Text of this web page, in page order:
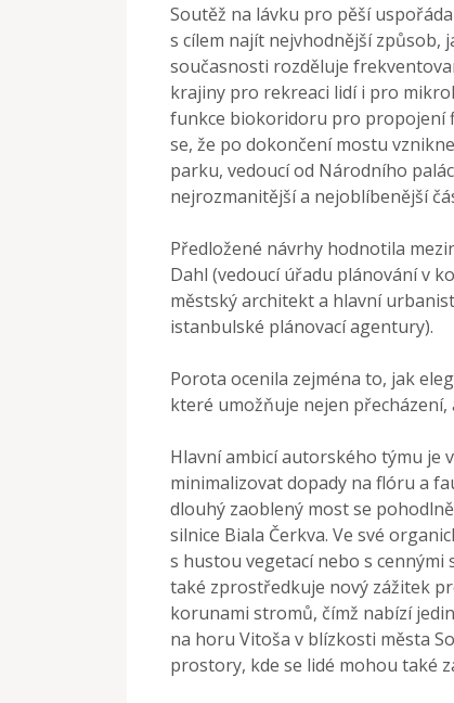
Soutěž na lávku pro pěší
s cílem najít nejvhodnější způsob,
současnosti rozděluje
krajiny pro rekreaci lidí i pro
funkce biokoridoru pro propojení
se, že po dokončení mostu
parku, vedoucí od Národního
nejrozmanitější a nejoblíbenější
Předložené návrhy hodnotila
Dahl (vedoucí úřadu plánování v
městský architekt a hlavní
istanbulské plánovací agentury).
Porota ocenila zejména to, jak
které umožňuje nejen přecházení,
Hlavní ambicí autorského týmu je
minimalizovat dopady na flóru a
dlouhý zaoblený most se
silnice Biala Čerkva. Ve své
s hustou vegetací nebo s
také zprostředkuje nový zážitek
korunami stromů, čímž nabízí
na horu Vitoša v blízkosti města
prostory, kde se lidé mohou také